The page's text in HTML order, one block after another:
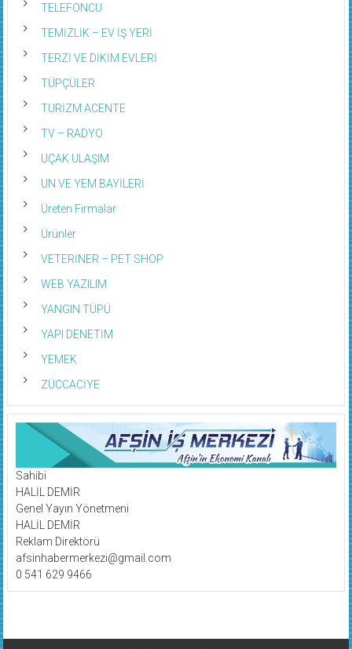
TELEFONCU
TEMİZLİK – EV İŞ YERİ
TERZİ VE DİKİM EVLERİ
TÜPÇÜLER
TURİZM ACENTE
TV – RADYO
UÇAK ULAŞIM
UN VE YEM BAYİLERİ
Üreten Firmalar
Ürünler
VETERİNER – PET SHOP
WEB YAZILIM
YANGIN TÜPÜ
YAPI DENETİM
YEMEK
ZÜCCACİYE
Sahibi
HALİL DEMİR
Genel Yayın Yönetmeni
HALİL DEMİR
Reklam Direktörü
afsinhabermerkezi@gmail.com
0 541 629 9466